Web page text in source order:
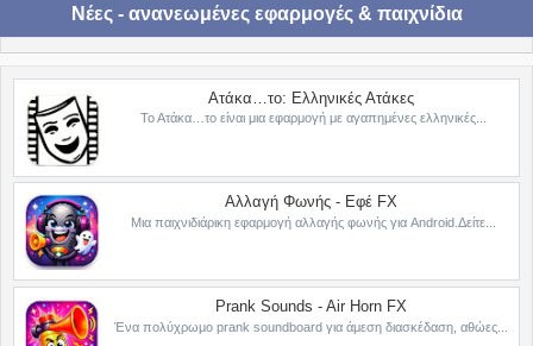
Νέες - ανανεωμένες εφαρμογές & παιχνίδια
Ατάκα…το: Ελληνικές Ατάκες
Το Ατάκα…το είναι μια εφαρμογή με αγαπημένες ελληνικές...
Αλλαγή Φωνής - Εφέ FX
Μια παιχνιδιάρικη εφαρμογή αλλαγής φωνής για Android.Δείτε...
Prank Sounds - Air Horn FX
Ένα πολύχρωμο prank soundboard για άμεση διασκέδαση, αθώες...